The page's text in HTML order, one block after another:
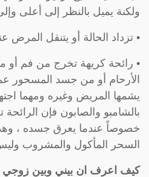
ولكنة يميل بالنظر إلى أعلى
• تزداد الحالة أو يتنقل المرض
• رائحة كريهة تخرج من فم أو
الأرحام أو من جسد المسحور
يشمها المريض وغيره ومهما
بالشامبو والصابون فإن
خصوصاً عندما يعرق جسده ،
السحر المأكول والمشروب
كيف اعرف ان بيني وبين